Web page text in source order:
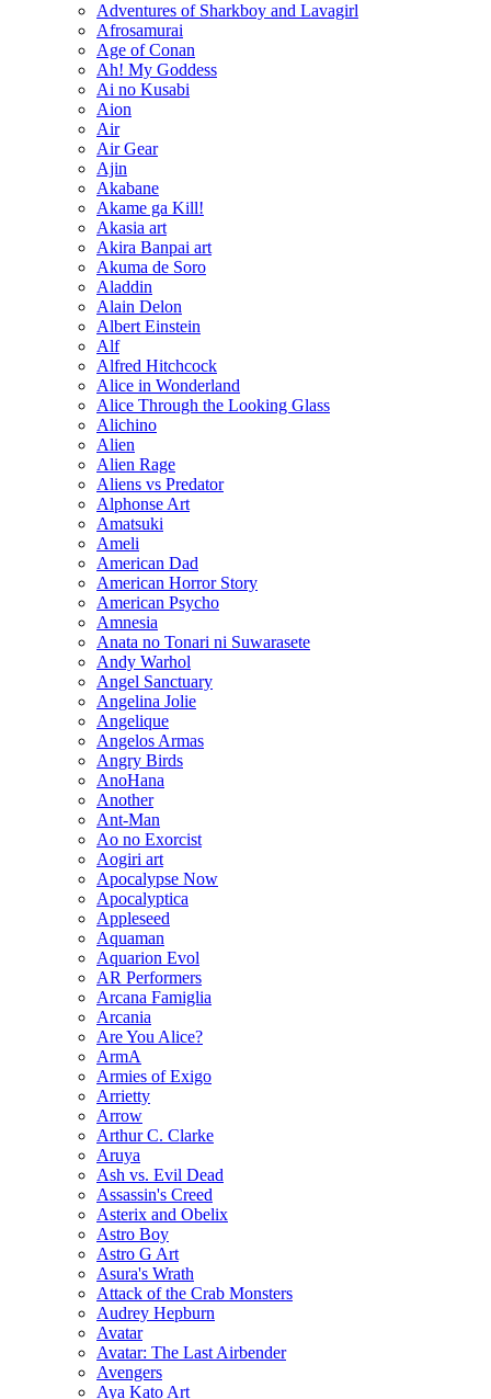
Adventures of Sharkboy and Lavagirl
Afrosamurai
Age of Conan
Ah! My Goddess
Ai no Kusabi
Aion
Air
Air Gear
Ajin
Akabane
Akame ga Kill!
Akasia art
Akira Banpai art
Akuma de Soro
Aladdin
Alain Delon
Albert Einstein
Alf
Alfred Hitchcock
Alice in Wonderland
Alice Through the Looking Glass
Alichino
Alien
Alien Rage
Aliens vs Predator
Alphonse Art
Amatsuki
Ameli
American Dad
American Horror Story
American Psycho
Amnesia
Anata no Tonari ni Suwarasete
Andy Warhol
Angel Sanctuary
Angelina Jolie
Angelique
Angelos Armas
Angry Birds
AnoHana
Another
Ant-Man
Ao no Exorcist
Aogiri art
Apocalypse Now
Apocalyptica
Appleseed
Aquaman
Aquarion Evol
AR Performers
Arcana Famiglia
Arcania
Are You Alice?
ArmA
Armies of Exigo
Arrietty
Arrow
Arthur C. Clarke
Aruya
Ash vs. Evil Dead
Assassin's Creed
Asterix and Obelix
Astro Boy
Astro G Art
Asura's Wrath
Attack of the Crab Monsters
Audrey Hepburn
Avatar
Avatar: The Last Airbender
Avengers
Aya Kato Art